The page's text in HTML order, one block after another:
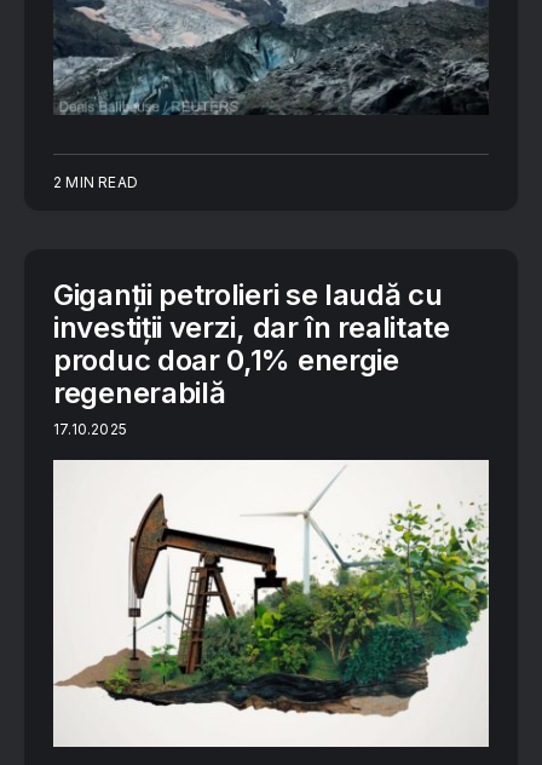
2 MIN READ
Giganții petrolieri se laudă cu
investiții verzi, dar în realitate
produc doar 0,1% energie
regenerabilă
17.10.2025